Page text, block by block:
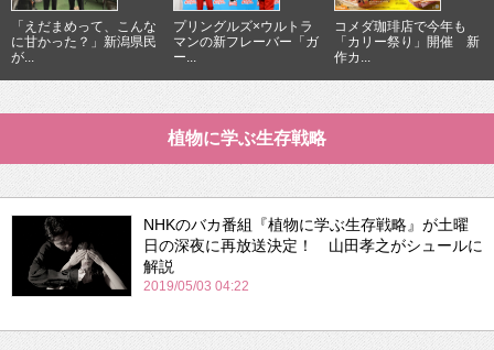
「えだまめって、こんな
に甘かった？」新潟県民
が...
プリングルズ×ウルトラ
マンの新フレーバー「ガ
ー...
コメダ珈琲店で今年も
「カリー祭り」開催 新
作カ...
植物に学ぶ生存戦略
NHKのバカ番組『植物に学ぶ生存戦略』が土曜
日の深夜に再放送決定！ 山田孝之がシュールに
解説
2019/05/03 04:22